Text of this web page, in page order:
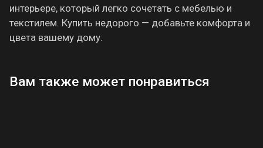
интерьере, который легко сочетать с мебелью и
текстилем. Купить недорого — добавьте комфорта и
цвета вашему дому.
Вам также может понравиться